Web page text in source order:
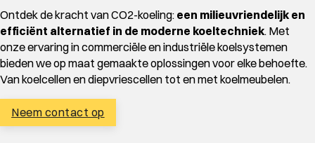
Ontdek de kracht van CO2-koeling: een milieuvriendelijk en
efficiënt alternatief in de moderne koeltechniek. Met
onze ervaring in commerciële en industriële koelsystemen
bieden we op maat gemaakte oplossingen voor elke behoefte.
Van koelcellen en diepvriescellen tot en met koelmeubelen.
Neem contact op